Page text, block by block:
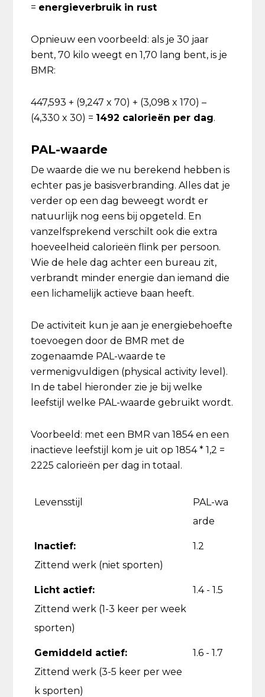
= energieverbruik in rust
Opnieuw een voorbeeld: als je 30 jaar
bent, 70 kilo weegt en 1,70 lang bent, is je
BMR:
447,593 + (9,247 x 70) + (3,098 x 170) –
(4,330 x 30) = 1492 calorieën per dag.
PAL-waarde
De waarde die we nu berekend hebben is
echter pas je basisverbranding. Alles dat je
verder op een dag beweegt wordt er
natuurlijk nog eens bij opgeteld. En
vanzelfsprekend verschilt ook die extra
hoeveelheid calorieën flink per persoon.
Wie de hele dag achter een bureau zit,
verbrandt minder energie dan iemand die
een lichamelijk actieve baan heeft.
De activiteit kun je aan je energiebehoefte
toevoegen door de BMR met de
zogenaamde PAL-waarde te
vermenigvuldigen (physical activity level).
In de tabel hieronder zie je bij welke
leefstijl welke PAL-waarde gebruikt wordt.
Voorbeeld: met een BMR van 1854 en een
inactieve leefstijl kom je uit op 1854 * 1,2 =
2225 calorieën per dag in totaal.
Levensstijl
PAL-wa
arde
Inactief:
Zittend werk (niet sporten)
1.2
Licht actief:
Zittend werk (1-3 keer per week
sporten)
1.4 - 1.5
Gemiddeld actief:
Zittend werk (3-5 keer per wee
k sporten)
1.6 - 1.7